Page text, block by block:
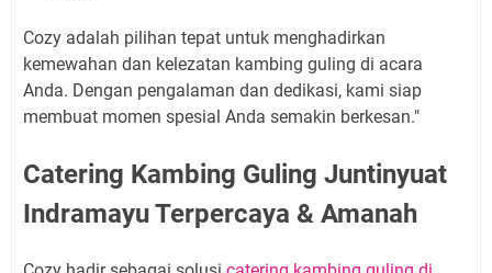
Cozy adalah pilihan tepat untuk menghadirkan
kemewahan dan kelezatan kambing guling di acara
Anda. Dengan pengalaman dan dedikasi, kami siap
membuat momen spesial Anda semakin berkesan."
Catering Kambing Guling Juntinyuat
Indramayu Terpercaya & Amanah